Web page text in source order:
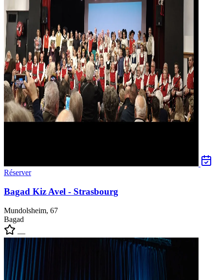
Réserver
Bagad Kiz Avel - Strasbourg
Mundolsheim, 67
Bagad
—